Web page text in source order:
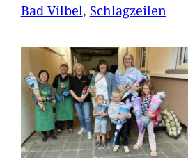
Bad Vilbel, Schlagzeilen